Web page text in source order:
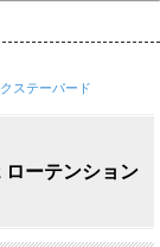
ステーパード
ローテンション